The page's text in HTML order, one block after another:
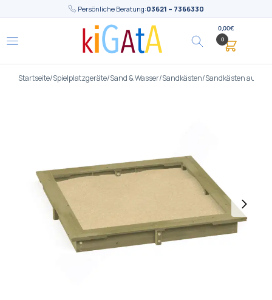
Persönliche Beratung:03621 – 7366330
0,00€
0
Startseite/Spielplatzgeräte/Sand & Wasser/Sandkästen/Sandkästen aus